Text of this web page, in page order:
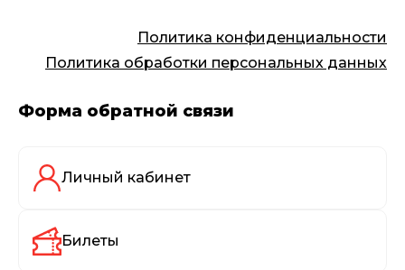
Политика конфиденциальности
Политика обработки персональных данных
Форма обратной связи
Личный кабинет
Билеты